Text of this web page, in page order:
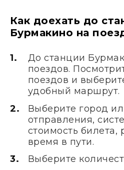
Как доехать до
Бурмакино на
До станции
поездов.
поездов и
удобный маршрут.
Выберите город
отправления,
стоимость билета,
время в пути.
Выберите